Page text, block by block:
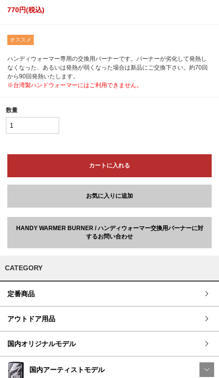
770円(税込)
オススメ
ハンディウォーマー専用の交換用バーナーです。バーナーが劣化して発熱し
なくなった、あるいは発熱が弱くなった場合は新品にご交換下さい。約70回
から90回発熱いたします。
※台湾製ハンドウォーマーにはご利用できません。
数量
カートに入れる
お気に入りに追加
HANDY WARMER BURNER / ハンディウォーマー交換用バーナーに対
するお問い合わせ
CATEGORY
定番商品
アウトドア用品
国内オリジナルモデル
国内アーティストモデル